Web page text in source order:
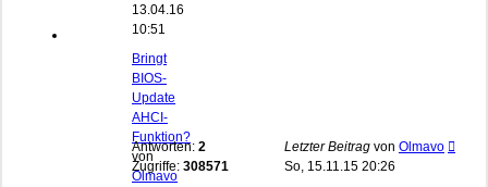
13.04.16
10:51
Bringt
BIOS-
Update
AHCI-
Funktion?
von
Olmavo
Antworten: 2
Zugriffe: 308571
Letzter Beitrag von Olmavo
So, 15.11.15 20:26